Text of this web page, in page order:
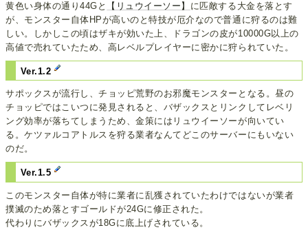
黄色い身体の通り44Gと 【リュウイーソー】 に匹敵する大金を落とす
が、モンスター自体HPが高いのと特技が厄介なので普通に狩るのは難
しい。しかしこの頃はザキが効いた上、ドラゴンの皮が10000G以上の
高値で売れていたため、高レベルプレイヤーに密かに狩られていた。
Ver.1.2
サポックスが流行し、チョッピ荒野のお邪魔モンスターとなる。昼の
チョッピではこいつに発見されると、バザックスとリンクしてレベリ
ング効率が落ちてしまうため、金策にはリュウイーソーが向いてい
る。ケツァルコアトルスを狩る業者なんてどこのサーバーにもいない
のだ。
Ver.1.5
このモンスター自体が特に業者に乱獲されていたわけではないが業者
撲滅のため落とすゴールドが24Gに修正された。
代わりにバザックスが18Gに底上げされている。